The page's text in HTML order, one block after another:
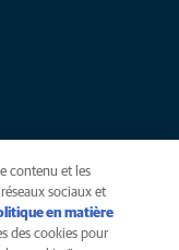
contenu et les
sociaux et
en matière
des cookies pour